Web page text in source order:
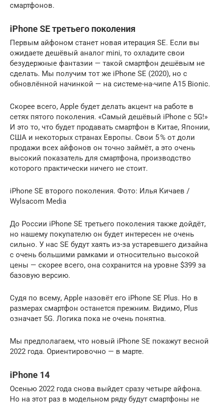
смартфонов.
iPhone SE третьего поколения
Первым айфоном станет новая итерация SE. Если вы
ожидаете дешёвый аналог mini, то охладите свои
безудержные фантазии — такой смартфон дешёвым не
сделать. Мы получим тот же iPhone SE (2020), но с
обновлённой начинкой — на системе-на-чипе A15 Bionic.
Скорее всего, Apple будет делать акцент на работе в
сетях пятого поколения. «Самый дешёвый iPhone с 5G!»
И это то, что будет продавать смартфон в Китае, Японии,
США и некоторых странах Европы. Свои 5 % от доли
продажи всех айфонов он точно займёт, а это очень
высокий показатель для смартфона, производство
которого практически ничего не стоит.
iPhone SE второго поколения. Фото: Илья Кичаев /
Wylsacom Media
До России iPhone SE третьего поколения также дойдёт,
но нашему покупателю он будет интересен не очень
сильно. У нас SE будут хаять из-за устаревшего дизайна
с очень большими рамками и относительно высокой
цены — скорее всего, она сохранится на уровне $399 за
базовую версию.
Судя по всему, Apple назовёт его iPhone SE Plus. Но в
размерах смартфон останется прежним. Видимо, Plus
означает 5G. Логика пока не очень понятна.
Мы предполагаем, что новый iPhone SE покажут весной
2022 года. Ориентировочно — в марте.
iPhone 14
Осенью 2022 года снова выйдет сразу четыре айфона.
Но на этот раз в модельном ряду будут смартфоны не